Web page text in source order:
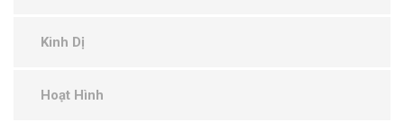
Kinh Dị
Hoạt Hình